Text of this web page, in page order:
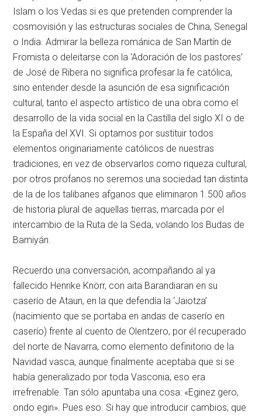
Islam o los Vedas si es que pretenden comprender la
cosmovisión y las estructuras sociales de China, Senegal
o India. Admirar la belleza románica de San Martín de
Fromista o deleitarse con la ‘Adoración de los pastores’
de José de Ribera no significa profesar la fe católica,
sino entender desde la asunción de esa significación
cultural, tanto el aspecto artístico de una obra como el
desarrollo de la vida social en la Castilla del siglo XI o de
la España del XVI. Si optamos por sustituir todos
elementos originariamente católicos de nuestras
tradiciones, en vez de observarlos como riqueza cultural,
por otros profanos no seremos una sociedad tan distinta
de la de los talibanes afganos que eliminaron 1.500 años
de historia plural de aquellas tierras, marcada por el
intercambio de la Ruta de la Seda, volando los Budas de
Bamiyán.
Recuerdo una conversación, acompañando al ya
fallecido Henrike Knörr, con aita Barandiaran en su
caserío de Ataun, en la que defendía la ‘Jaiotza’
(nacimiento que se portaba en andas de caserío en
caserío) frente al cuento de Olentzero, por él recuperado
del norte de Navarra, como elemento definitorio de la
Navidad vasca, aunque finalmente aceptaba que si se
había generalizado por toda Vasconia, eso era
irrefrenable. Tan sólo apuntaba una cosa: «Eginez gero,
ondo egin». Pues eso. Si hay que introducir cambios, que